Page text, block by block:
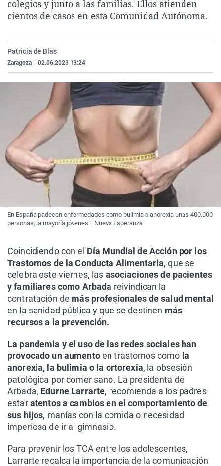
La rosa de los vientos
Como el perro y el
Caso
Equipo de
Extremadura
La Rioja
Virales
Elecciones
colegios y junto a las familias. Ellos atienden
cientos de casos en esta Comunidad Autónoma.
Patricia de Blas
Zaragoza 02.06.2023 13:24
En España padecen enfermedades como bulimia o anorexia unas 400.000
personas, la mayoría jóvenes. | Nueva Esperanza
Coincidiendo con el Día Mundial de Acción por los
Trastornos de la Conducta Alimentaria, que se
celebra este viernes, las asociaciones de pacientes
y familiares como Arbada reivindican la
contratación de más profesionales de salud mental
en la sanidad pública y que se destinen más
recursos a la prevención.
La pandemia y el uso de las redes sociales han
provocado un aumentoen trastornos como la
anorexia, la bulimia o la ortorexia, la obsesión
patológica por comer sano. La presidenta de
Arbada, Edurne Larrarte, recomienda a los padres
estaratentos a cambios en el comportamiento de
sus hijos, manías con la comida o necesidad
imperiosa de ir al gimnasio.
Para prevenir los TCA entre los adolescentes,
Larrarte recalca la importancia de la comunicación